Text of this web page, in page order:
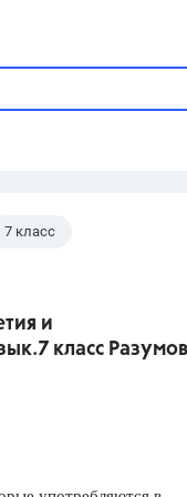
задание
М.М.,
7 класс
и
класс